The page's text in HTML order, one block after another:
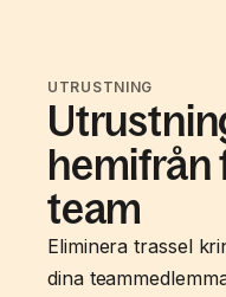
UTRUSTNING
hemifrån
team
Eliminera trassel
dina